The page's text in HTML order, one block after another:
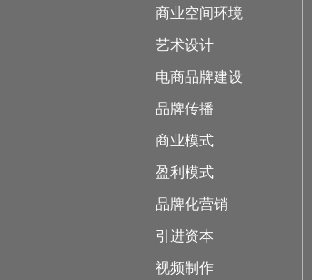
商业空间环境
艺术设计
电商品牌建设
品牌传播
商业模式
盈利模式
品牌化营销
引进资本
视频制作